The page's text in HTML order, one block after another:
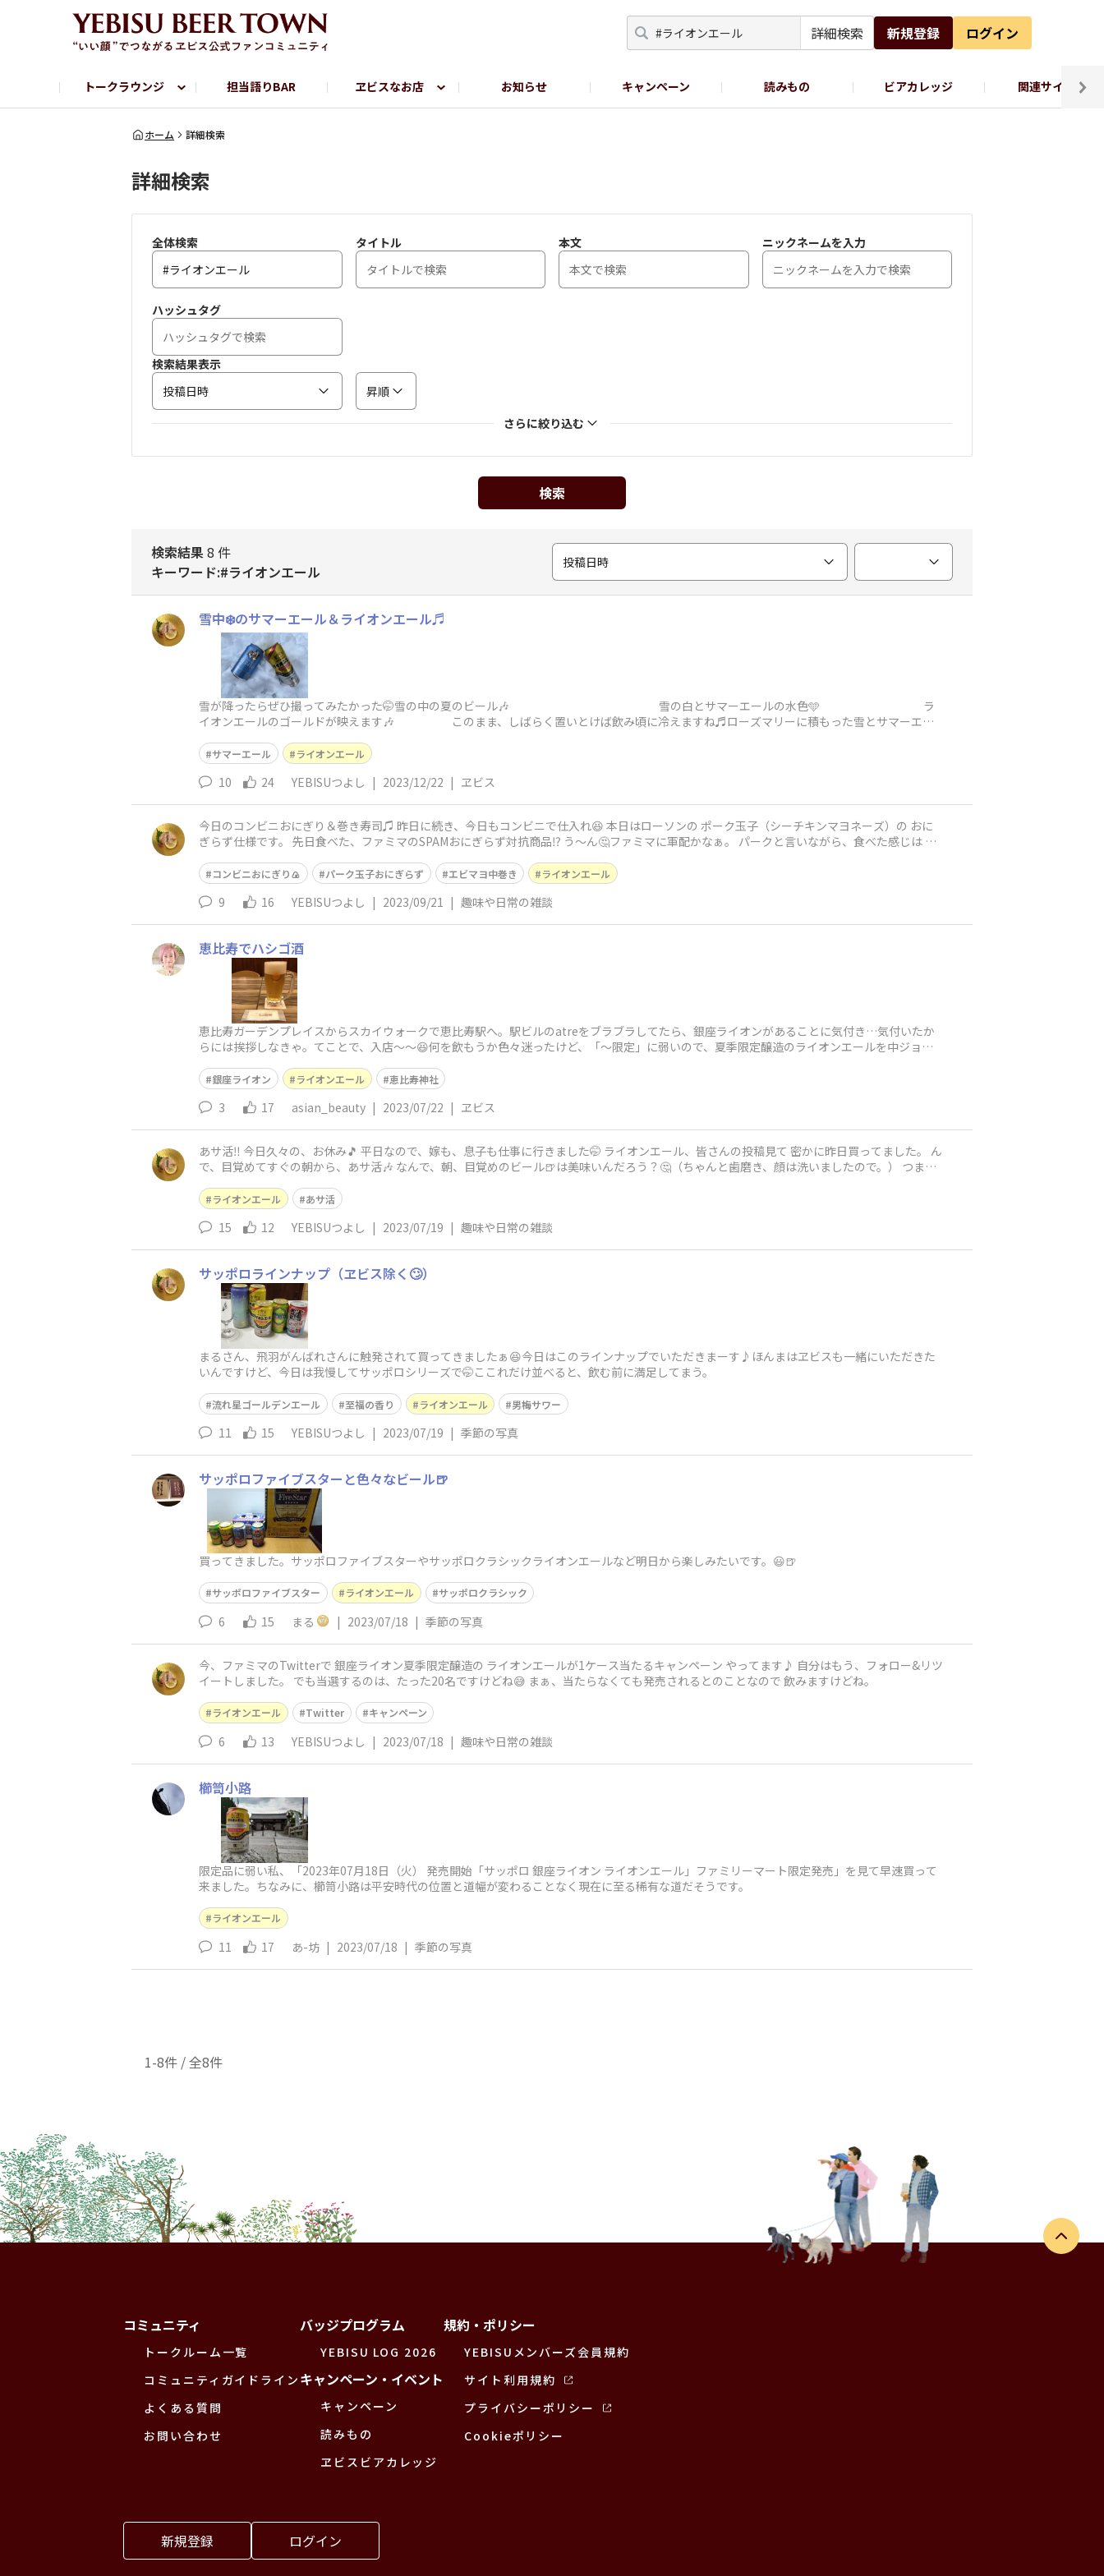
詳細検索 新規登録 ログイン
トークラウンジ
フリートーク
担当語りBAR ヱビスなお店
ヱビス提供店情報
お知らせ キャンペーン 読みもの ビアカレッジ 関連サイト
ヱビスブランドサイト
サッポロビール公式Instagram
ホーム 詳細検索
詳細検索
全体検索 タイトル 本文 ニックネームを入力
ハッシュタグ
検索結果表示
投稿日時
昇順
さらに絞り込む
検索
検索結果8 件
キーワード:#ライオンエール
投稿日時
雪中❄️のサマーエール＆ライオンエール♬
雪が降ったらぜひ撮ってみたかった🤭雪の中の夏のビール🎶 雪の白とサマーエールの水色🩵 ラ
イオンエールのゴールドが映えます🎶 このまま、しばらく置いとけば飲み頃に冷えますね♬ローズマリーに積もった雪とサマーエー
サマーエール ライオンエール
10 24 YEBISUつよし | 2023/12/22 | ヱビス
今日のコンビニおにぎり＆巻き寿司♫ 昨日に続き、今日もコンビニで仕入れ😆 本日はローソンの ポーク玉子（シーチキンマヨネーズ）の おに
ぎらず仕様です。 先日食べた、ファミマのSPAMおにぎらず対抗商品⁉️ う〜ん🤔ファミマに軍配かなぁ。 パークと言いながら、食べた感じは 魚
コンビニおにぎり🍙 パーク玉子おにぎらず エビマヨ中巻き ライオンエール
9 16 YEBISUつよし | 2023/09/21 | 趣味や日常の雑談
恵比寿でハシゴ酒
恵比寿ガーデンプレイスからスカイウォークで恵比寿駅へ。駅ビルのatreをブラブラしてたら、銀座ライオンがあることに気付き…気付いたか
らには挨拶しなきゃ。てことで、入店〜〜😆何を飲もうか色々迷ったけど、「〜限定」に弱いので、夏季限定醸造のライオンエールを中ジョッ
銀座ライオン ライオンエール 恵比寿神社
3 17 asian_beauty | 2023/07/22 | ヱビス
あサ活‼️ 今日久々の、お休み🎵 平日なので、嫁も、息子も仕事に行きました🤭 ライオンエール、皆さんの投稿見て 密かに昨日買ってました。 ん
で、目覚めてすぐの朝から、あサ活🎶 なんで、朝、目覚めのビール🍺は美味いんだろう？🤔（ちゃんと歯磨き、顔は洗いましたので。） つまみ
ライオンエール あサ活
15 12 YEBISUつよし | 2023/07/19 | 趣味や日常の雑談
サッポロラインナップ（ヱビス除く🙄）
まるさん、飛羽がんばれさんに触発されて買ってきましたぁ😆今日はこのラインナップでいただきまーす♪ほんまはヱビスも一緒にいただきた
いんですけど、今日は我慢してサッポロシリーズで🤭ここれだけ並べると、飲む前に満足してまう。
流れ星ゴールデンエール 至福の香り ライオンエール 男梅サワー
11 15 YEBISUつよし | 2023/07/19 | 季節の写真
サッポロファイブスターと色々なビール🍺
買ってきました。サッポロファイブスターやサッポロクラシックライオンエールなど明日から楽しみたいです。😃🍺
サッポロファイブスター ライオンエール サッポロクラシック
6 15 まる | 2023/07/18 | 季節の写真
今、ファミマのTwitterで 銀座ライオン夏季限定醸造の ライオンエールが1ケース当たるキャンペーン やってます♪ 自分はもう、フォロー&リツ
イートしました。 でも当選するのは、たった20名ですけどね😅 まぁ、当たらなくても発売されるとのことなので 飲みますけどね。
ライオンエール Twitter キャンペーン
6 13 YEBISUつよし | 2023/07/18 | 趣味や日常の雑談
櫛笥小路
限定品に弱い私、「2023年07月18日（火） 発売開始「サッポロ 銀座ライオン ライオンエール」ファミリーマート限定発売」を見て早速買って
来ました。ちなみに、櫛笥小路は平安時代の位置と道幅が変わることなく現在に至る稀有な道だそうです。
ライオンエール
11 17 あ-坊 | 2023/07/18 | 季節の写真
1-8件 / 全8件
コミュニティ
トークルーム一覧
コミュニティガイドライン
よくある質問
お問い合わせ
バッジプログラム
YEBISU LOG 2026
キャンペーン・イベント
キャンペーン
読みもの
ヱビスビアカレッジ
規約・ポリシー
YEBISUメンバーズ会員規約
サイト利用規約
プライバシーポリシー
Cookieポリシー
新規登録 ログイン